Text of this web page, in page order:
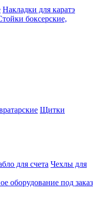
Накладки для каратэ
боксерские,
Щитки
для счета Чехлы для
оборудование под заказ